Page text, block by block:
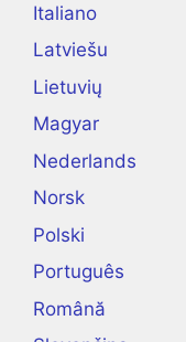
Italiano
Latviešu
Lietuvių
Magyar
Nederlands
Norsk
Polski
Português
Română